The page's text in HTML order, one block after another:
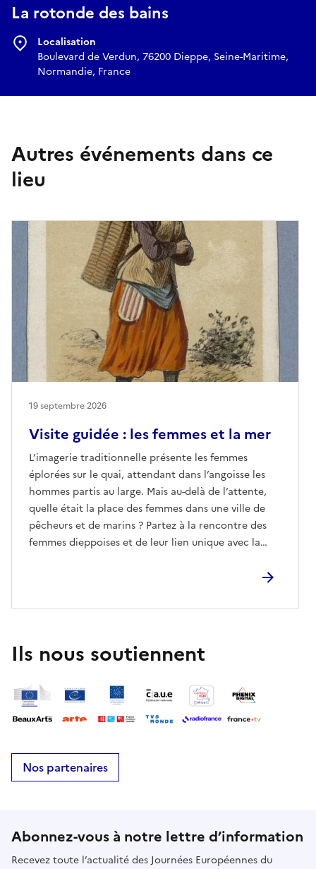
La rotonde des bains
Localisation
Boulevard de Verdun, 76200 Dieppe, Seine-Maritime,
Normandie, France
Autres événements dans ce
lieu
Visite guidée : les femmes et la mer
L’imagerie traditionnelle présente les femmes
éplorées sur le quai, attendant dans l’angoisse les
hommes partis au large. Mais au-delà de l’attente,
quelle était la place des femmes dans une ville de
pêcheurs et de marins ? Partez à la rencontre des
femmes dieppoises et de leur lien unique avec la
gestionnaires du foyer, employées des saurisseries…
essentiel dans la vie maritime.
19 septembre 2026
Ils nous soutiennent
Nos partenaires
Abonnez-vous à notre lettre d’information
Recevez toute l’actualité des Journées Européennes du